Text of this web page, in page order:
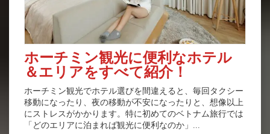
ホーチミン観光に便利なホテル
＆エリアをすべて紹介！
ホーチミン観光でホテル選びを間違えると、毎回タクシー
移動になったり、夜の移動が不安になったりと、想像以上
にストレスがかかります。特に初めてのベトナム旅行では
「どのエリアに泊まれば観光に便利なのか」...